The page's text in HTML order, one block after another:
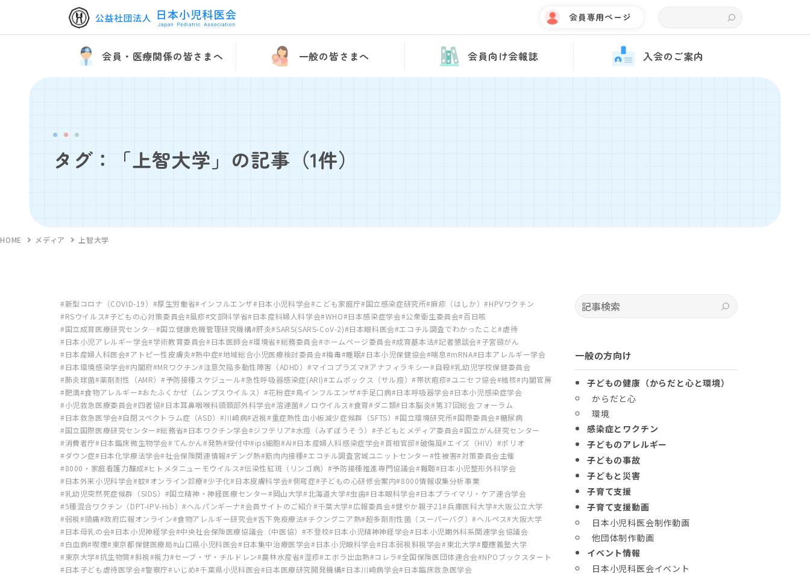
会員専用ページ
会員・医療関係の皆さまへ 一般の皆さまへ 会員向け会報誌 入会のご案内
タグ：「上智大学」の記事 （1件）
HOME メディア 上智大学
新型コロナ（COVID-19） 厚生労働省 インフルエンザ 日本小児科学会 こども家庭庁 国立感染症研究所 麻疹（はしか） HPVワクチン
RSウイルス 子どもの心対策委員会 風疹 文部科学省 日本産科婦人科学会 WHO 日本感染症学会 公衆衛生委員会 百日咳
国立成育医療研究センタ― 国立健康危機管理研究機構 肝炎 SARS(SARS-CoV-2) 日本眼科医会 エコチル調査でわかったこと 虐待
日本小児アレルギー学会 学術教育委員会 日本医師会 環境省 総務委員会 ホームページ委員会 成育基本法 記者懇談会 子宮頸がん
日本産婦人科医会 アトピー性皮膚炎 熱中症 地域総合小児医療検討委員会 梅毒 睡眠 日本小児保健協会 喘息 mRNA 日本アレルギー学会
日本環境感染学会 内閣府 MRワクチン 注意欠陥多動性障害（ADHD） マイコプラズマ アナフィラキシー 自殺 乳幼児学校保健委員会
肺炎球菌 薬剤耐性（AMR） 予防接種スケジュール 急性呼吸器感染症(ARI) エムポックス（サル痘） 帯状疱疹 ユニセフ協会 結核 内閣官房
肥満 食物アレルギー おたふくかぜ（ムンプスウイルス） 花粉症 鳥インフルエンザ 手足口病 日本呼吸器学会 日本小児感染症学会
小児救急医療委員会 四者協 日本耳鼻咽喉科頭頚部外科学会 溶連菌 ノロウイルス 食育 ダニ類 日本脳炎 第37回総会フォーラム
日本救急医学会 自閉スペクトラム症（ASD） 川崎病 近視 重症熱性血小板減少症候群（SFTS） 国立環境研究所 国際委員会 糖尿病
国立国際医療研究センター 総務省 日本ワクチン学会 ジフテリア 水痘（みずぼうそう） 子どもとメディア委員会 国立がん研究センター
消費者庁 日本臨床微生物学会 てんかん 発熱 受付中 ips細胞 AI 日本産婦人科感染症学会 首相官邸 破傷風 エイズ（HIV）
ポリオ
ダウン症 日本化学療法学会 社会保険関連情報 デング熱 筋肉内接種 エコチル調査宮城ユニットセンター 性被害 対策委員会主催
8000・家庭看護力醸成 ヒトメタニューモウイルス 伝染性紅斑（リンゴ病） 予防接種推進専門協議会 難聴 日本小児整形外科学会
日本外来小児科学会 蚊 オンライン診療 少子化 日本皮膚科学会 側弯症 子どもの心研修会案内 8000情報収集分析事業
乳幼児突然死症候群（SIDS）
国立精神・神経医療センター 岡山大学 北海道大学 虫歯 日本眼科学会 日本プライマリ・ケア連合学会
5種混合ワクチン（DPT-IPV-Hib） ヘルパンギーナ 会員サイトのご紹介 千葉大学 広報委員会 健やか親子21 兵庫医科大学 大阪公立大学
弱視
頭痛 政府広報オンライン 食物アレルギー研究会 舌下免疫療法 チクングニア熱 超多剤耐性菌（スーパーバグ） ヘルペス 大阪大学
日本母乳の会 日本小児神経学会 中央社会保険医療協議会（中医協） 不登校 日本小児精神神経学会
日本小児期外科系関連学会協議会
白血病 喫煙 東京都保健医療局 山口県小児科医会 日本集中治療医学会 日本小児眼科学会 日本弱視斜視学会 東北大学 慶應義塾大学
東京大学 抗生物質 斜視 視力 セーブ・ザ・チルドレン 農林水産省 湿疹 エボラ出血熱 コレラ 全国保険医団体連合会 NPOブックスタート
日本子ども虐待医学会 警察庁 いじめ 千葉県小児科医会 日本医療研究開発機構 日本川崎病学会 日本臨床救急医学会
記事検索
一般の方向け
子どもの健康（からだと心と環境）
からだと心
環境
感染症とワクチン
子どものアレルギー
子どもの事故
子どもと災害
子育て支援
子育て支援動画
日本小児科医会制作動画
他団体制作動画
イベント情報
日本小児科医会イベント